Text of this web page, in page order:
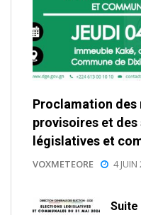
Proclamation
provisoires et
législatives et
VOXMETEORE 4
Suite